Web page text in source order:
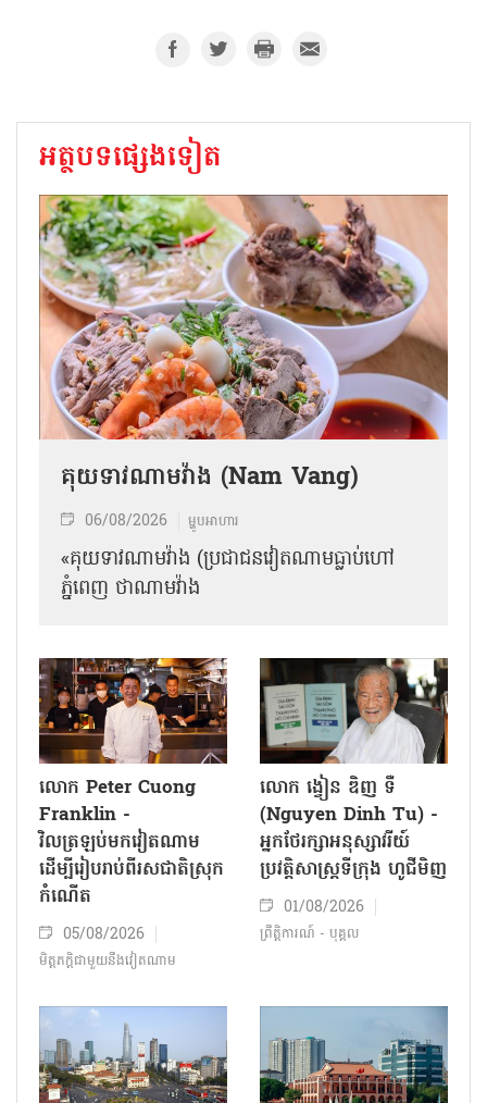
អត្ថបទផ្សេងទៀត
គុយទាវណាមវ៉ាង (Nam Vang)
06/08/2026 ម្ហូបអាហារ
«គុយទាវណាមវ៉ាង (ប្រជាជនវៀតណាមធ្លាប់ហៅ
ភ្នំពេញ ថាណាម​វ៉ាង
លោក Peter Cuong
Franklin -
វិលត្រឡប់មកវៀតណាម
ដើម្បីរៀបរាប់ពីរសជាតិស្រុក
កំណើត
05/08/2026
មិត្តភក្តិជាមួយនឹងវៀតណាម
លោក ង្វៀន ឌិញ ទឺ
(Nguyen Dinh Tu) -
អ្នកថែរក្សាអនុស្សាវរីយ៍
ប្រវត្តិសាស្ត្រទីក្រុង ហូជីមិញ
01/08/2026
ព្រឹត្តិការណ៍ - បុគ្គល